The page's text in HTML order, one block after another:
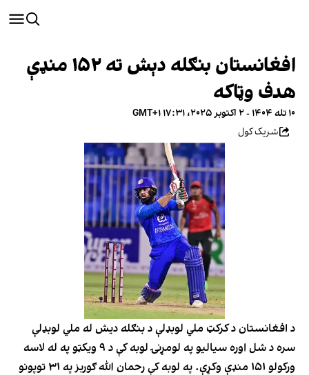
افغانستان بنګله دېش ته ۱۵۲ منډې
هدف وټاکه
۱۰ تله ۱۴۰۴ - ۲ اکتوبر ۲۰۲۵، ۱۷:۳۱ GMT+۱
شریک کول
د افغانستان د کرکټ ملي لوبډلې د بنګله دیش له ملي لوبډلې
سره د شل اوره سیالیو په لومړنۍ لوبه کې د ۹ ویکټو په له لاسه
ورکولو ۱۵۱ منډې وکړې. په لوبه کې رحمان الله ګوربز په ۳۱ توپونو